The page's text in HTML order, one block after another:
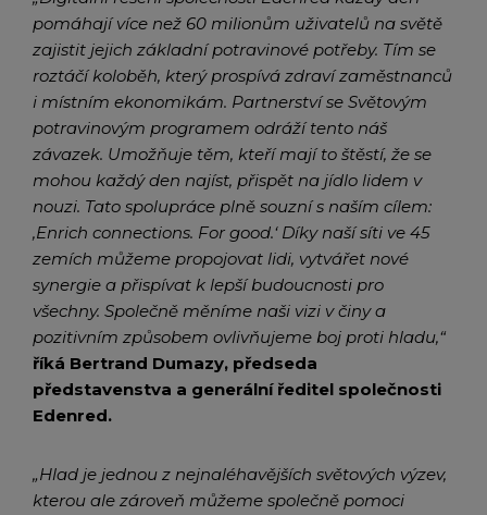
pomáhají více než 60 milionům uživatelů na světě
zajistit jejich základní potravinové potřeby. Tím se
roztáčí koloběh, který prospívá zdraví zaměstnanců
i místním ekonomikám. Partnerství se Světovým
potravinovým programem odráží tento náš
závazek. Umožňuje těm, kteří mají to štěstí, že se
mohou každý den najíst, přispět na jídlo lidem v
nouzi. Tato spolupráce plně souzní s naším cílem:
‚Enrich connections. For good.‘ Díky naší síti ve 45
zemích můžeme propojovat lidi, vytvářet nové
synergie a přispívat k lepší budoucnosti pro
všechny. Společně měníme naši vizi v činy a
pozitivním způsobem ovlivňujeme boj proti hladu,“
říká Bertrand Dumazy, předseda
představenstva a generální ředitel společnosti
Edenred.
„Hlad je jednou z nejnaléhavějších světových výzev,
kterou ale zároveň můžeme společně pomoci